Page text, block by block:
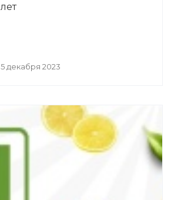
лет
5 декабря 2023